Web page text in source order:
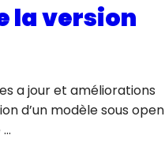
la version
a jour et améliorations
d’un modèle sous open